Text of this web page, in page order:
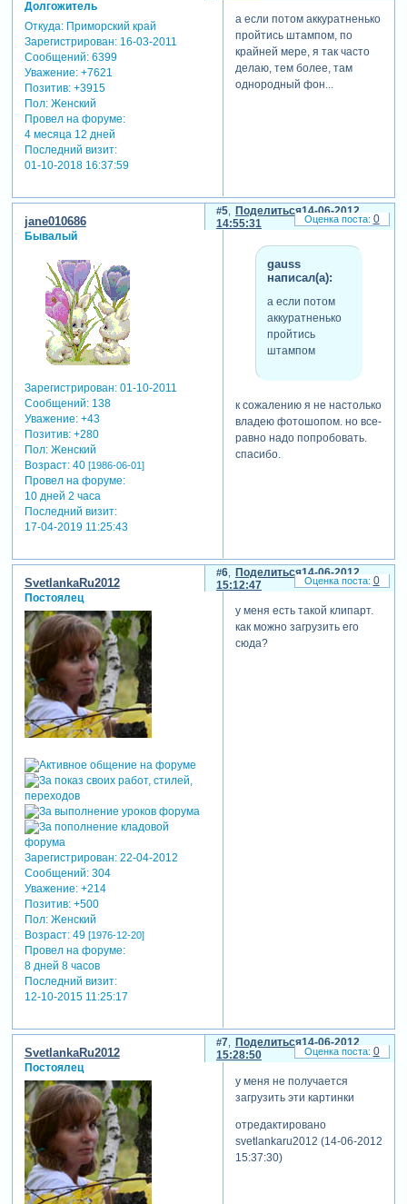
Долгожитель
Откуда:Приморский край
Зарегистрирован: 16-03-2011
Сообщений:6399
Уважение: +7621
Позитив: +3915
Пол:Женский
Провел на форуме:
4 месяца 12 дней
Последний визит:
01-10-2018 16:37:59
а если потом аккуратненько
пройтись штампом, по
крайней мере, я так часто
делаю, тем более, там
однородный фон...
Поделиться
5
14-06-2012
14:55:31
jane010686
Бывалый
Зарегистрирован: 01-10-2011
Сообщений:138
Уважение: +43
Позитив: +280
Пол:Женский
Возраст:40 [1986-06-01]
Провел на форуме:
10 дней 2 часа
Последний визит:
17-04-2019 11:25:43
gauss
написал(а):
а если потом
аккуратненько
пройтись
штампом
к сожалению я не настолько
владею фотошопом. но все-
равно надо попробовать.
спасибо.
0
Поделиться
6
14-06-2012
15:12:47
SvetlankaRu2012
Постоялец
Зарегистрирован: 22-04-2012
Сообщений:304
Уважение: +214
Позитив: +500
Пол:Женский
Возраст:49 [1976-12-20]
Провел на форуме:
8 дней 8 часов
Последний визит:
12-10-2015 11:25:17
у меня есть такой клипарт.
как можно загрузить его
сюда?
0
Поделиться
7
14-06-2012
15:28:50
SvetlankaRu2012
Постоялец
у меня не получается
загрузить эти картинки
отредактировано
svetlankaru2012 (14-06-2012
15:37:30)
0